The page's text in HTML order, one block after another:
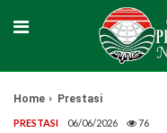
Home Prestasi
PRESTASI 06/06/2026 76